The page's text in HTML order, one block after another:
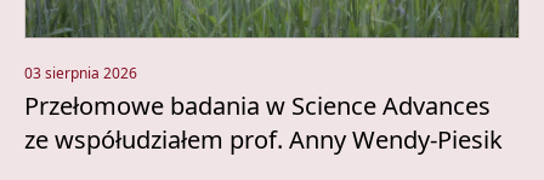
03 sierpnia 2026
Przełomowe badania w Science Advances
ze współudziałem prof. Anny Wendy-Piesik